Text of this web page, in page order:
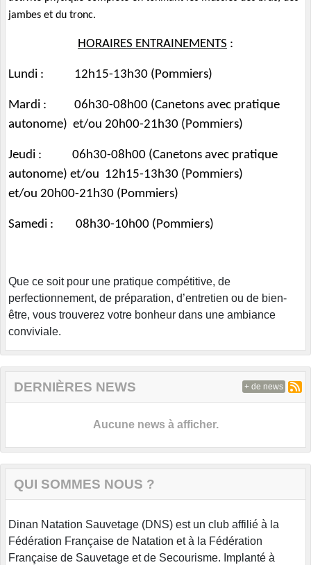
jambes et du tronc.
HORAIRES ENTRAINEMENTS :
Lundi : 12h15-13h30 (Pommiers)
Mardi : 06h30-08h00 (Canetons avec pratique
autonome) et/ou 20h00-21h30 (Pommiers)
Jeudi :
06h30-08h00 (Canetons avec pratique
autonome) et/ou 12h15-13h30 (Pommiers)
et/ou 20h00-21h30 (Pommiers)
Samedi : 08h30-10h00 (Pommiers)
Que ce soit pour une pratique compétitive, de
perfectionnement, de préparation, d’entretien ou de bien-
être, vous trouverez votre bonheur dans une ambiance
conviviale.
DERNIÈRES NEWS
Aucune news à afficher.
+ de news
QUI SOMMES NOUS ?
Dinan Natation Sauvetage (DNS) est un club affilié à la
Fédération Française de Natation et à la Fédération
Française de Sauvetage et de Secourisme. Implanté à